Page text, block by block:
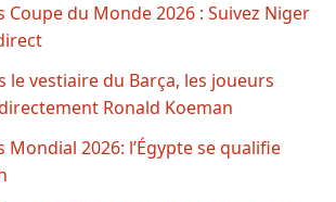
Coupe du Monde 2026 : Suivez Niger
le vestiaire du Barça, les joueurs
Ronald Koeman
Mondial 2026: l’Égypte se qualifie